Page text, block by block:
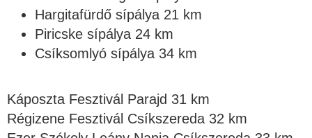
Hargitafürdő sípálya 21 km
Piricske sípálya 24 km
Csíksomlyó sípálya 34 km
Káposzta Fesztivál Parajd 31 km
Régizene Fesztivál Csíkszereda 32 km